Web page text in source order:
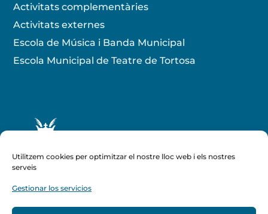
Utilitzem cookies per optimitzar el nostre lloc web i els nostres
serveis
Gestionar los servicios
Activitats complementàries
Activitats externes
Escola de Música i Banda Municipal
Escola Municipal de Teatre de Tortosa